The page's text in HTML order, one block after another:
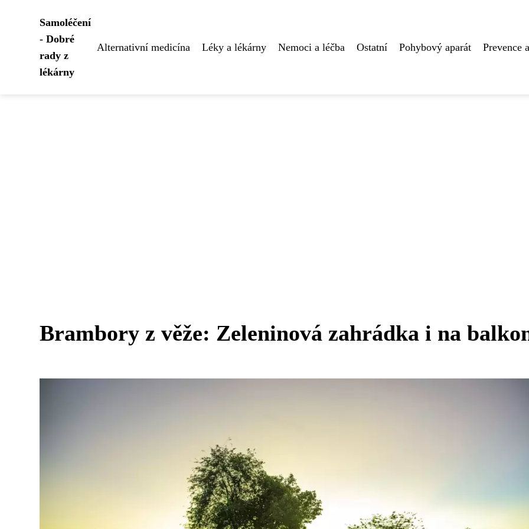
Samoléčení
- Dobré
rady z
lékárny
Alternativní medicína Léky a lékárny Nemoci a léčba Ostatní Pohybový aparát Prevence
Brambory z věže: Zeleninová zahrádka i na